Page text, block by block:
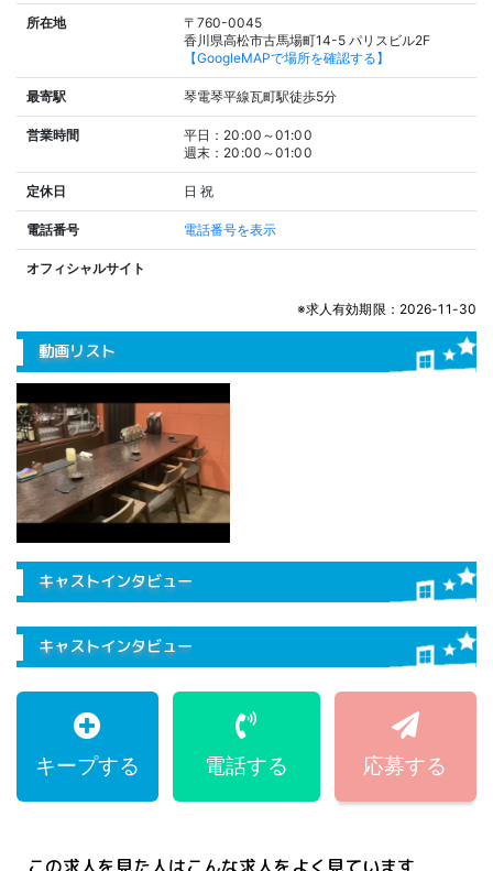
所在地
〒760-0045
香川県高松市古馬場町14-5 パリスビル2F
【GoogleMAPで場所を確認する】
最寄駅 琴電琴平線瓦町駅徒歩5分
営業時間
平日：20:00～01:00
週末：20:00～01:00
定休日 日 祝
電話番号 電話番号を表示
オフィシャルサイト
※求人有効期限：2026-11-30
動画リスト
キャストインタビュー
キャストインタビュー
キープする 電話する 応募する
この求人を見た人はこんな求人をよく見ています